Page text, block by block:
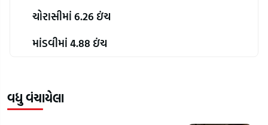
ચોરાસીમાં 6.26 ઇંચ
માંડવીમાં 4.88 ઇંચ
વધુ વંચાયેલા